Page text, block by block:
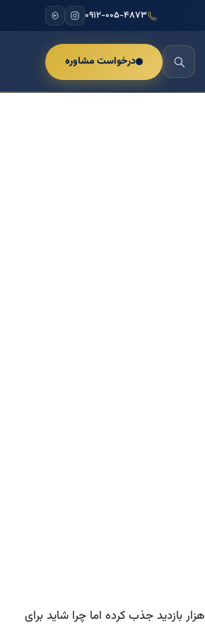
۰۹۱۲-۰۰۵-۴۸۷۳
درخواست مشاوره
بعنوان یک مدرس و مشاور همیشه از این مثال استفاده می کنم که من حدود ۳۰۰۰ فیلم در یوتویوپ و سایر پلتفرم های ایرانی دارم اما فقط یک فیلم حدود ۷۰۰هزار بازدید جذب کرده اما چرا شاید برای